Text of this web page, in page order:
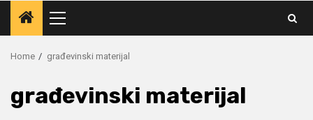
Primary
Menu
Home građevinski materijal
građevinski materijal